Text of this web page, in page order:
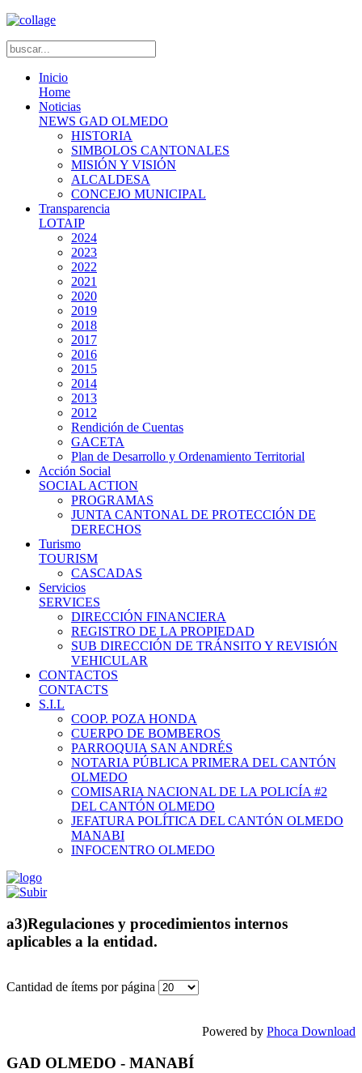
Inicio
Home
Noticias
NEWS GAD OLMEDO
HISTORIA
SIMBOLOS CANTONALES
MISIÓN Y VISIÓN
ALCALDESA
CONCEJO MUNICIPAL
Transparencia
LOTAIP
2024
2023
2022
2021
2020
2019
2018
2017
2016
2015
2014
2013
2012
Rendición de Cuentas
GACETA
Plan de Desarrollo y Ordenamiento Territorial
Acción Social
SOCIAL ACTION
PROGRAMAS
JUNTA CANTONAL DE PROTECCIÓN DE
DERECHOS
Turismo
TOURISM
CASCADAS
Servicios
SERVICES
DIRECCIÓN FINANCIERA
REGISTRO DE LA PROPIEDAD
SUB DIRECCIÓN DE TRÁNSITO Y REVISIÓN
VEHICULAR
CONTACTOS
CONTACTS
S.I.L
COOP. POZA HONDA
CUERPO DE BOMBEROS
PARROQUIA SAN ANDRÉS
NOTARIA PÚBLICA PRIMERA DEL CANTÓN
OLMEDO
COMISARIA NACIONAL DE LA POLICÍA #2
DEL CANTÓN OLMEDO
JEFATURA POLÍTICA DEL CANTÓN OLMEDO
MANABI
INFOCENTRO OLMEDO
a3)Regulaciones y procedimientos internos
aplicables a la entidad.
Cantidad de ítems por página
Powered by Phoca Download
GAD OLMEDO - MANABÍ